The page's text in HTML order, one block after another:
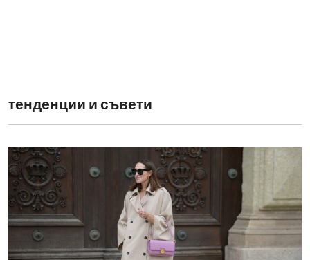
тенденции и съвети